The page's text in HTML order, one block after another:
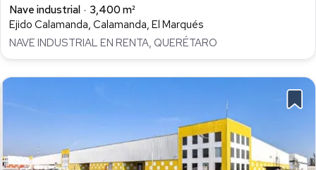
Nave industrial
3,400 m²
Ejido Calamanda, Calamanda, El Marqués
NAVE INDUSTRIAL EN RENTA, QUERÉTARO